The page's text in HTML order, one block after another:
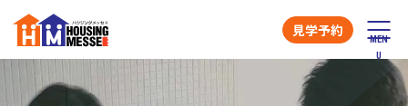
見学予約